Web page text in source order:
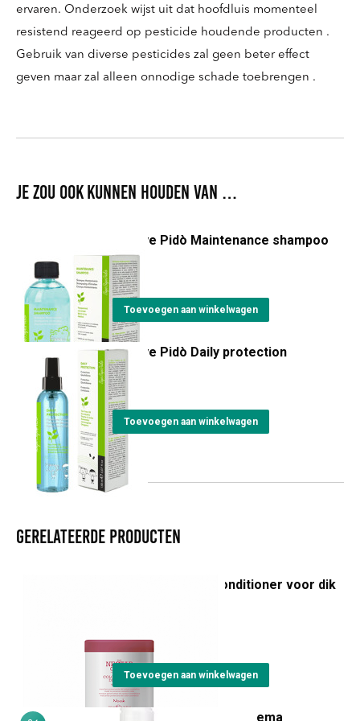
ervaren. Onderzoek wijst uit dat hoofdluis momenteel
resistend reageerd op pesticide houdende producten .
Gebruik van diverse pesticides zal geen beter effect
geven maar zal alleen onnodige schade toebrengen .
Je zou ook kunnen houden van …
Byebye Pidò Maintenance shampoo
€16,45
Toevoegen aan winkelwagen
Byebye Pidò Daily protection
€19,25
Toevoegen aan winkelwagen
Gerelateerde producten
Color Preserve Conditioner voor dik
Toevoegen aan winkelwagen
Castagna & Equiseto Crema